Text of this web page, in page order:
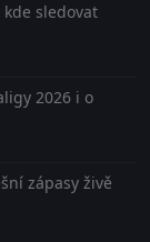
kde sledovat
2026 i o
zápasy živě